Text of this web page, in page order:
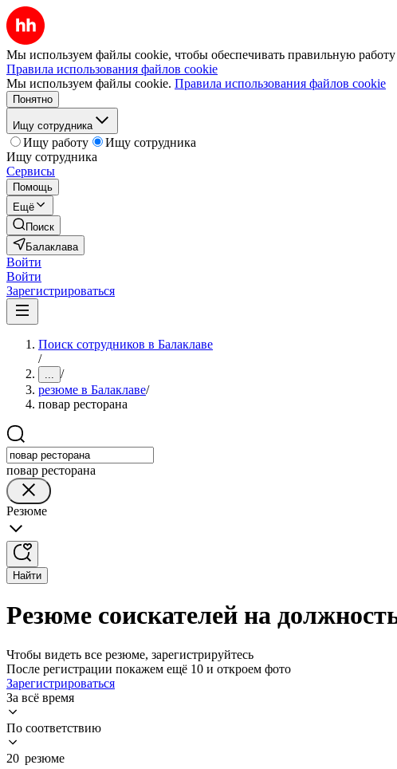
Мы используем файлы cookie, чтобы обеспечивать правильную работу
Правила использования файлов cookie
Мы используем файлы cookie. Правила использования файлов cookie
Понятно
Ищу сотрудника
Ищу работу
Ищу сотрудника
Ищу сотрудника
Сервисы
Помощь
Ещё
Поиск
Балаклава
Войти
Войти
Зарегистрироваться
Поиск сотрудников в Балаклаве
/
... /
резюме в Балаклаве/
повар ресторана
повар ресторана
Резюме
Найти
Резюме соискателей на
Чтобы видеть все резюме, зарегистрируйтесь
После регистрации покажем ещё 10 и откроем фото
Зарегистрироваться
За всё время
По соответствию
20 резюме